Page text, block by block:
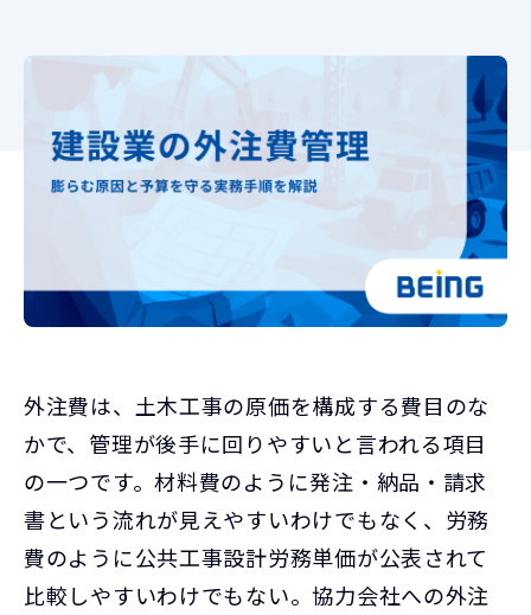
外注費は、土木工事の原価を構成する費目のな
かで、管理が後手に回りやすいと言われる項目
の一つです。材料費のように発注・納品・請求
書という流れが見えやすいわけでもなく、労務
費のように公共工事設計労務単価が公表されて
比較しやすいわけでもない。協力会社への外注